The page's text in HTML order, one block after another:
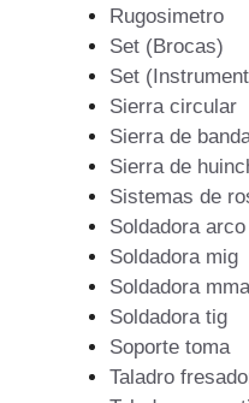
Rugosimetro
Set (Brocas)
Set
Sierra circular
Sierra de
Sierra de
Sistemas de
Soldadora
Soldadora mig
Soldadora mma
Soldadora tig
Soporte toma
Taladro